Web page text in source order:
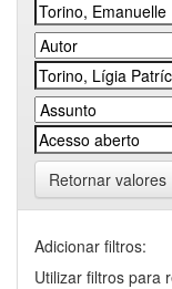
Retornar valores
Adicionar filtros:
Utilizar filtros para